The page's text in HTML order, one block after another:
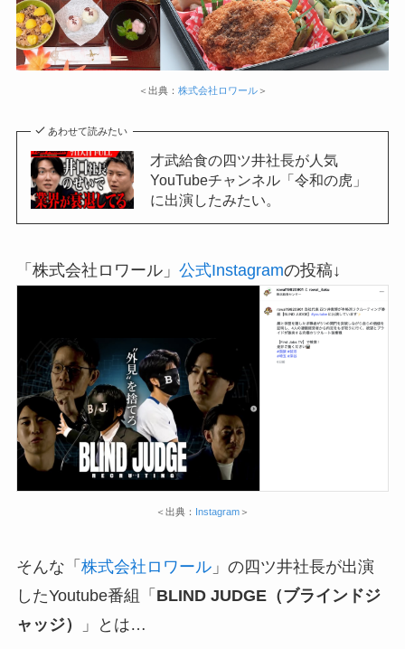
＜出典： 株式会社ロワール＞
あわせて読みたい
才武給食の四ツ井社長が人気
YouTubeチャンネル「令和の虎」
に出演したみたい。
「株式会社ロワール」 公式Instagramの投稿↓
＜出典： Instagram ＞
そんな「 株式会社ロワール」の四ツ井社長が出演
したYoutube番組「 BLIND JUDGE（ブラインドジ
ャッジ）
」とは…